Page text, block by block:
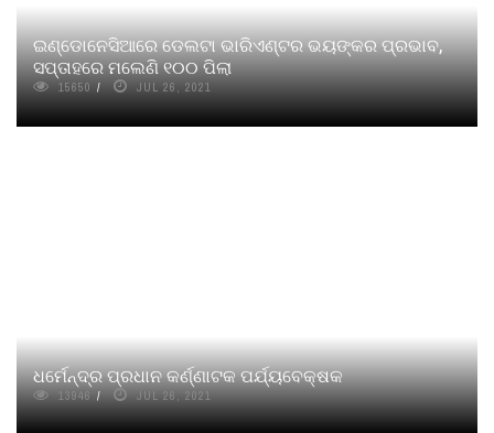
ଇଣ୍ଡୋନେସିଆରେ ଡେଲଟା ଭାରିଏଣ୍ଟର ଭୟଙ୍କର ପ୍ରଭାବ,
ସପ୍ତାହରେ ମଲେଣି ୧୦୦ ପିଲା
15650 JUL 26, 2021
ଧର୍ମେନ୍ଦ୍ର ପ୍ରଧାନ କର୍ଣ୍ଣାଟକ ପର୍ଯ୍ୟବେକ୍ଷକ
13946 JUL 26, 2021